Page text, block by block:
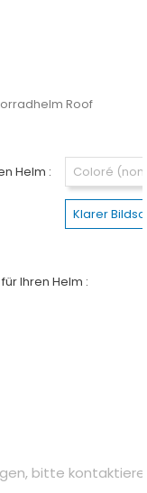
Roof
Helm : Coloré
Klarer
Ihren Helm :
bitte